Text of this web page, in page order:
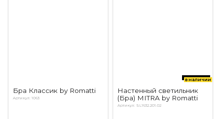
Бра Классик by Romatti
Артикул: 1063
в наличии
Настенный светильник
(Бра) MITRA by Romatti
Артикул: SL1632.201.02